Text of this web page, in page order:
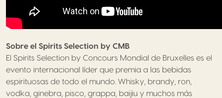
Sobre el Spirits Selection by CMB
El Spirits Selection by Concours Mondial de Bruxelles es el
evento internacional líder que premia a las bebidas
espirituosas de todo el mundo. Whisky, brandy, ron,
vodka, ginebra, pisco, grappa, baijiu y muchos más